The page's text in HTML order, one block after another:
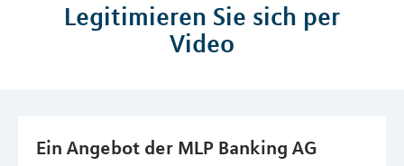
Legitimieren Sie sich per
Video
Ein Angebot der MLP Banking AG